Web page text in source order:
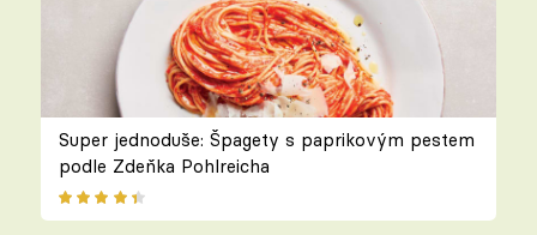
Super jednoduše: Špagety s paprikovým pestem
podle Zdeňka Pohlreicha